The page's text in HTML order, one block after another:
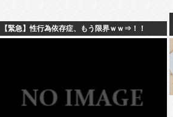
【緊急】性行為依存症、もう限界ｗｗ⇒！！